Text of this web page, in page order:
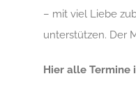
– mit viel Liebe
unterstützen. Der
Hier alle Termine